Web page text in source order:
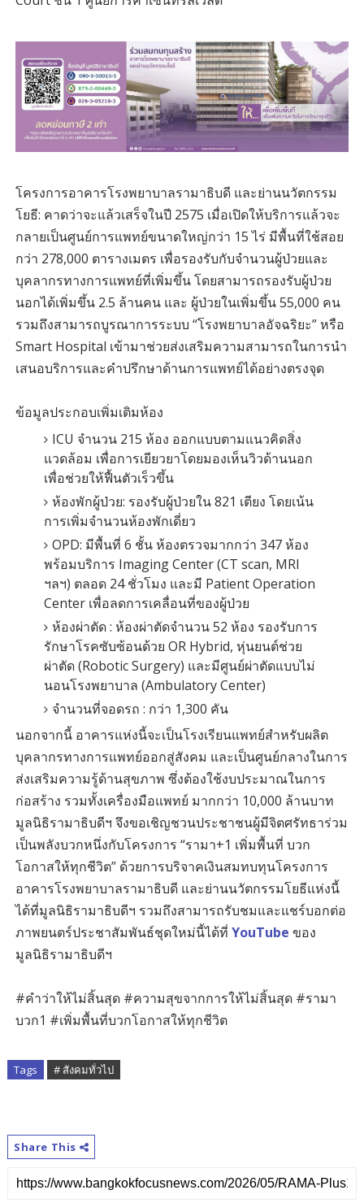
โครงการอาคารโรงพยาบาลรามาธิบดี และย่านนวัตกรรม
โยธี: คาดว่าจะแล้วเสร็จในปี 2575 เมื่อเปิดให้บริการแล้วจะ
กลายเป็นศูนย์การแพทย์ขนาดใหญ่กว่า 15 ไร่ มีพื้นที่ใช้สอย
กว่า 278,000 ตารางเมตร เพื่อรองรับกับจำนวนผู้ป่วยและ
บุคลากรทางการแพทย์ที่เพิ่มขึ้น โดยสามารถรองรับผู้ป่วย
นอกได้เพิ่มขึ้น 2.5 ล้านคน และ ผู้ป่วยในเพิ่มขึ้น 55,000 คน
รวมถึงสามารถบูรณาการระบบ “โรงพยาบาลอัจฉริยะ” หรือ
Smart Hospital เข้ามาช่วยส่งเสริมความสามารถในการนำ
เสนอบริการและคำปรึกษาด้านการแพทย์ได้อย่างตรงจุด
ข้อมูลประกอบเพิ่มเติมห้อง
ICU จำนวน 215 ห้อง ออกแบบตามแนวคิดสิ่ง
แวดล้อม เพื่อการเยียวยาโดยมองเห็นวิวด้านนอก
เพื่อช่วยให้ฟื้นตัวเร็วขึ้น
ห้องพักผู้ป่วย: รองรับผู้ป่วยใน 821 เตียง โดยเน้น
การเพิ่มจำนวนห้องพักเดี่ยว
OPD: มีพื้นที่ 6 ชั้น ห้องตรวจมากกว่า 347 ห้อง
พร้อมบริการ Imaging Center (CT scan, MRI
ฯลฯ) ตลอด 24 ชั่วโมง และมี Patient Operation
Center เพื่อลดการเคลื่อนที่ของผู้ป่วย
ห้องผ่าตัด : ห้องผ่าตัดจำนวน 52 ห้อง รองรับการ
รักษาโรคซับซ้อนด้วย OR Hybrid, หุ่นยนต์ช่วย
ผ่าตัด (Robotic Surgery) และมีศูนย์ผ่าตัดแบบไม่
นอนโรงพยาบาล (Ambulatory Center)
จำนวนที่จอดรถ : กว่า 1,300 คัน
นอกจากนี้ อาคารแห่งนี้จะเป็นโรงเรียนแพทย์สำหรับผลิต
บุคลากรทางการแพทย์ออกสู่สังคม และเป็นศูนย์กลางในการ
ส่งเสริมความรู้ด้านสุขภาพ ซึ่งต้องใช้งบประมาณในการ
ก่อสร้าง รวมทั้งเครื่องมือแพทย์ มากกว่า 10,000 ล้านบาท
มูลนิธิรามาธิบดีฯ จึงขอเชิญชวนประชาชนผู้มีจิตศรัทธาร่วม
เป็นพลังบวกหนึ่งกับโครงการ “รามา+1 เพิ่มพื้นที่ บวก
โอกาสให้ทุกชีวิต” ด้วยการบริจาคเงินสมทบทุนโครงการ
อาคารโรงพยาบาลรามาธิบดี และย่านนวัตกรรมโยธีแห่งนี้
ได้ที่มูลนิธิรามาธิบดีฯ รวมถึงสามารถรับชมและแชร์บอกต่อ
ภาพยนตร์ประชาสัมพันธ์ชุดใหม่นี้ได้ที่ YouTube ของ
มูลนิธิรามาธิบดีฯ
#คำว่าให้ไม่สิ้นสุด #ความสุขจากการให้ไม่สิ้นสุด #รามา
บวก1 #เพิ่มพื้นที่บวกโอกาสให้ทุกชีวิต
Tags # สังคมทั่วไป
Share This